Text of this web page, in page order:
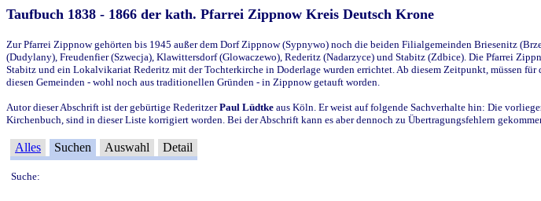
Taufbuch 1838 - 1866 der kath. Pfarrei Zippnow Kreis Deutsch Krone
Zur Pfarrei Zippnow gehörten bis 1945 außer dem Dorf Zippnow (Sypnywo) noch die beiden Filialgemeinden Briesenitz
(Dudylany), Freudenfier (Szwecja), Klawittersdorf (Glowaczewo), Rederitz (Nadarzyce) und Stabitz (Zdbice). Die Pfarrei
Stabitz und ein Lokalvikariat Rederitz mit der Tochterkirche in Doderlage wurden errichtet. Ab diesem Zeitpunkt, müssen
diesen Gemeinden - wohl noch aus traditionellen Gründen - in Zippnow getauft worden.
Autor dieser Abschrift ist der gebürtige RederitzerPaul Lüdtke aus Köln. Er weist auf folgende Sachverhalte hin: Die
Kirchenbuch, sind in dieser Liste korrigiert worden. Bei der Abschrift kann es aber dennoch zu Übertragungsfehlern
Alles Suchen Auswahl Detail
Suche: